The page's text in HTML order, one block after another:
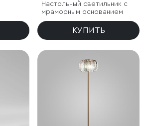
Настольный светильник с
мраморным основанием
КУПИТЬ